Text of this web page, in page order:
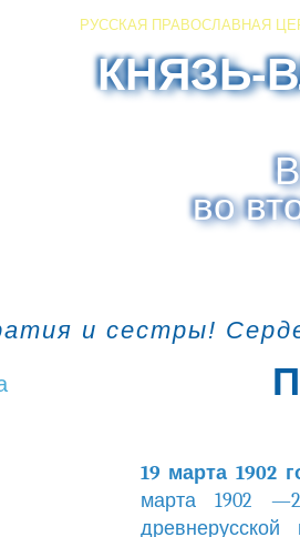
РУССКАЯ ПРАВОСЛАВНАЯ
КНЯЗЬ-
во
и сестры!
19 марта 1902
марта 1902